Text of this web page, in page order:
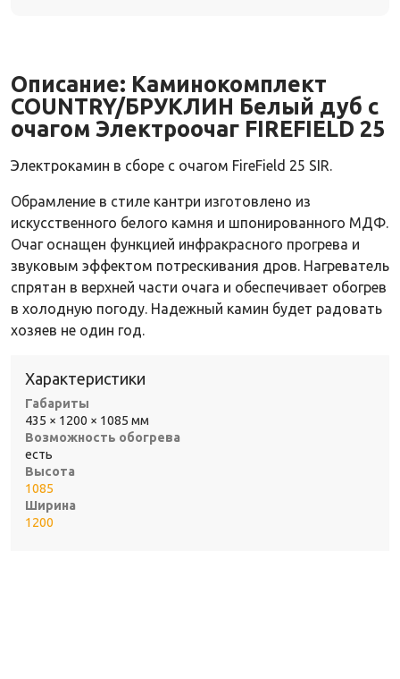
Описание: Каминокомплект
COUNTRY/БРУКЛИН Белый дуб с
очагом Электроочаг FIREFIELD 25
Электрокамин в сборе с очагом FireField 25 SIR.
Обрамление в стиле кантри изготовлено из
искусственного белого камня и шпонированного МДФ.
Очаг оснащен функцией инфракрасного прогрева и
звуковым эффектом потрескивания дров. Нагреватель
спрятан в верхней части очага и обеспечивает обогрев
в холодную погоду. Надежный камин будет радовать
хозяев не один год.
Характеристики
Габариты
435 × 1200 × 1085 мм
Возможность обогрева
есть
Высота
1085
Ширина
1200